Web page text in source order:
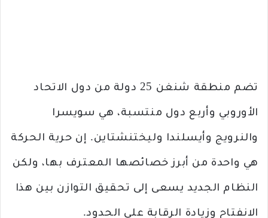
تضم منطقة شنغن 25 دولة من دول الاتحاد
الأوروبي وأربع دول منتسبة، هي سويسرا
والنرويج وأيسلندا وليختنشتاين. إن حرية الحركة
هي واحدة من أبرز خصائصها المعترف بها، ولكن
النظام الجديد يسعى إلى تحقيق التوازن بين هذا
الانفتاح وزيادة الرقابة على الحدود.